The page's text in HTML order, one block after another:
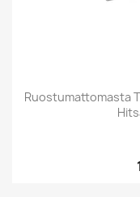
Ruostumattomasta